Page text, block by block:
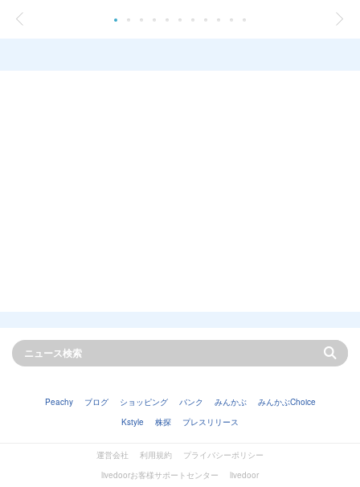
Peachy ブログ ショッピング バンク みんかぶ
みんかぶChoice
Kstyle
株探 プレスリリース
運営会社 利用規約
プライバシーポリシー
livedoorお客様サポートセンター
livedoor